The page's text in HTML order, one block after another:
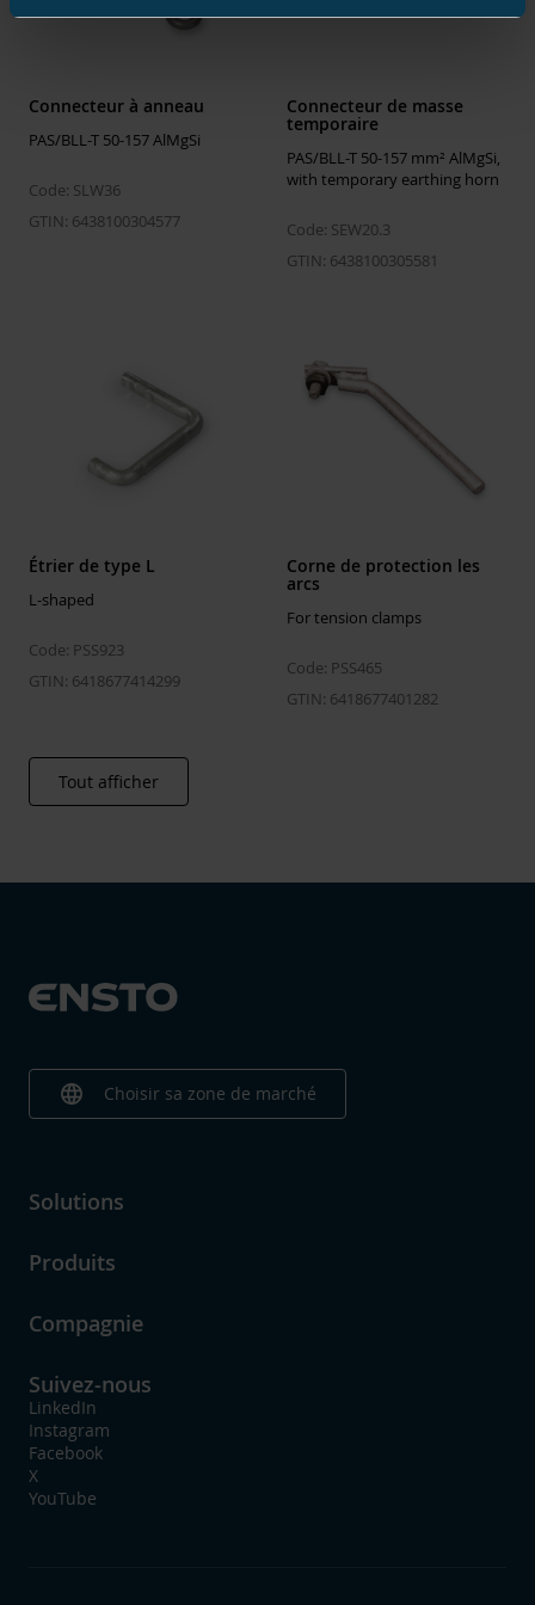
Connecteur à anneau
PAS/BLL-T 50-157 AlMgSi
Code: SLW36
GTIN: 6438100304577
Connecteur de masse
temporaire
PAS/BLL-T 50-157 mm² AlMgSi,
with temporary earthing horn
Code: SEW20.3
GTIN: 6438100305581
Étrier de type L
L-shaped
Code: PSS923
GTIN: 6418677414299
Corne de protection les
arcs
For tension clamps
Code: PSS465
GTIN: 6418677401282
Tout afficher
language Choisir sa zone de marché
Solutions
Produits
Compagnie
Suivez-nous
LinkedIn
Instagram
Facebook
X
YouTube